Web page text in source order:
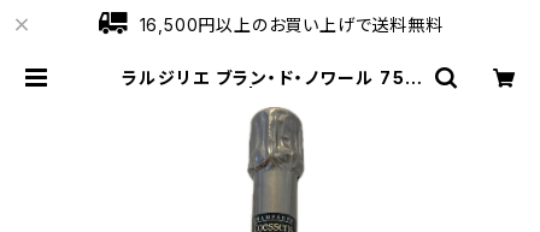
16,500円以上のお買い上げで送料無料
ラルジリエ ブラン・ド・ノワール 750
ブ